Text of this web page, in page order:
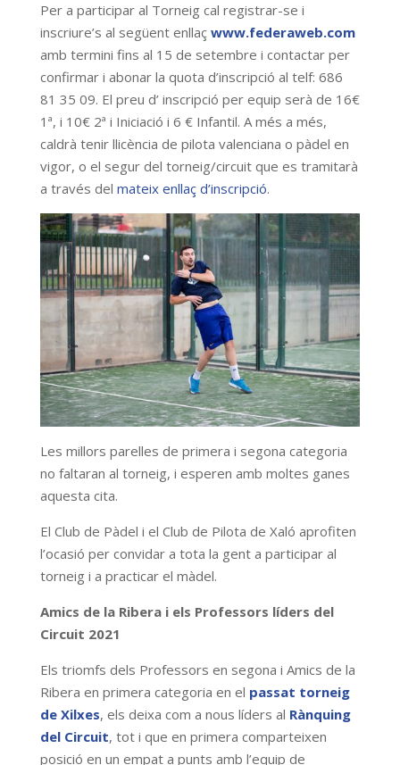
Per a participar al Torneig cal registrar-se i
inscriure’s al següent enllaç www.federaweb.com
amb termini fins al 15 de setembre i contactar per
confirmar i abonar la quota d’inscripció al telf: 686
81 35 09. El preu d’ inscripció per equip serà de 16€
1ª, i 10€ 2ª i Iniciació i 6 € Infantil. A més a més,
caldrà tenir llicència de pilota valenciana o pàdel en
vigor, o el segur del torneig/circuit que es tramitarà
a través del mateix enllaç d’inscripció.
Les millors parelles de primera i segona categoria
no faltaran al torneig, i esperen amb moltes ganes
aquesta cita.
El Club de Pàdel i el Club de Pilota de Xaló aprofiten
l’ocasió per convidar a tota la gent a participar al
torneig i a practicar el màdel.
Amics de la Ribera i els Professors líders del
Circuit 2021
Els triomfs dels Professors en segona i Amics de la
Ribera en primera categoria en el passat torneig
de Xilxes, els deixa com a nous líders al Rànquing
del Circuit, tot i que en primera comparteixen
posició en un empat a punts amb l’equip de